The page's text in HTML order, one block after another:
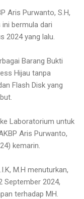
Aris Purwanto, S.H,
ini bermula dari
2024 yang lalu.
Barang Bukti
Hijau tanpa
Flash Disk yang
Laboratorium untuk
Aris Purwanto,
kemarin.
M.H menuturkan,
September 2024,
terhadap MH.